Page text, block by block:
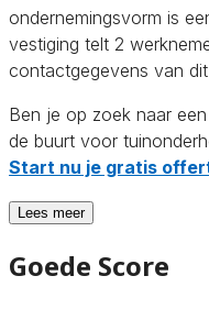
ondernemingsvorm is
vestiging telt 2
contactgegevens van
Ben je op zoek naar
de buurt voor
Start nu je gratis
Lees meer
Goede Score